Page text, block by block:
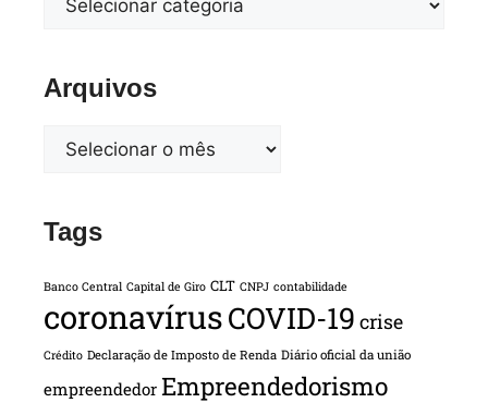
Arquivos
Tags
Banco Central Capital de Giro CLT CNPJ contabilidade
coronavírusCOVID-19 crise
Crédito Declaração de Imposto de Renda Diário oficial da união
empreendedor Empreendedorismo